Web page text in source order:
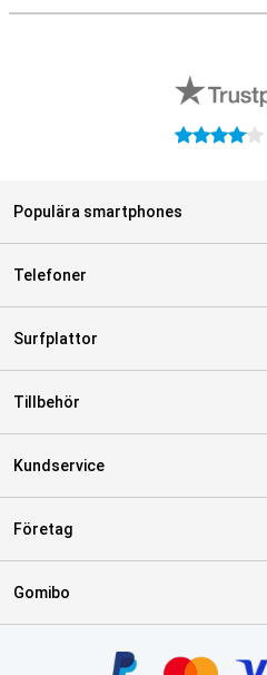
4.1 stjärnor
Populära smartphones
Telefoner
Surfplattor
Tillbehör
Kundservice
Företag
Gomibo